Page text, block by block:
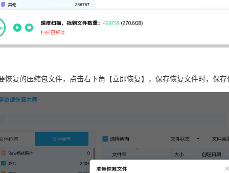
恢复的压缩包文件，点击右下角【立即恢复】，保存恢复文件时，保